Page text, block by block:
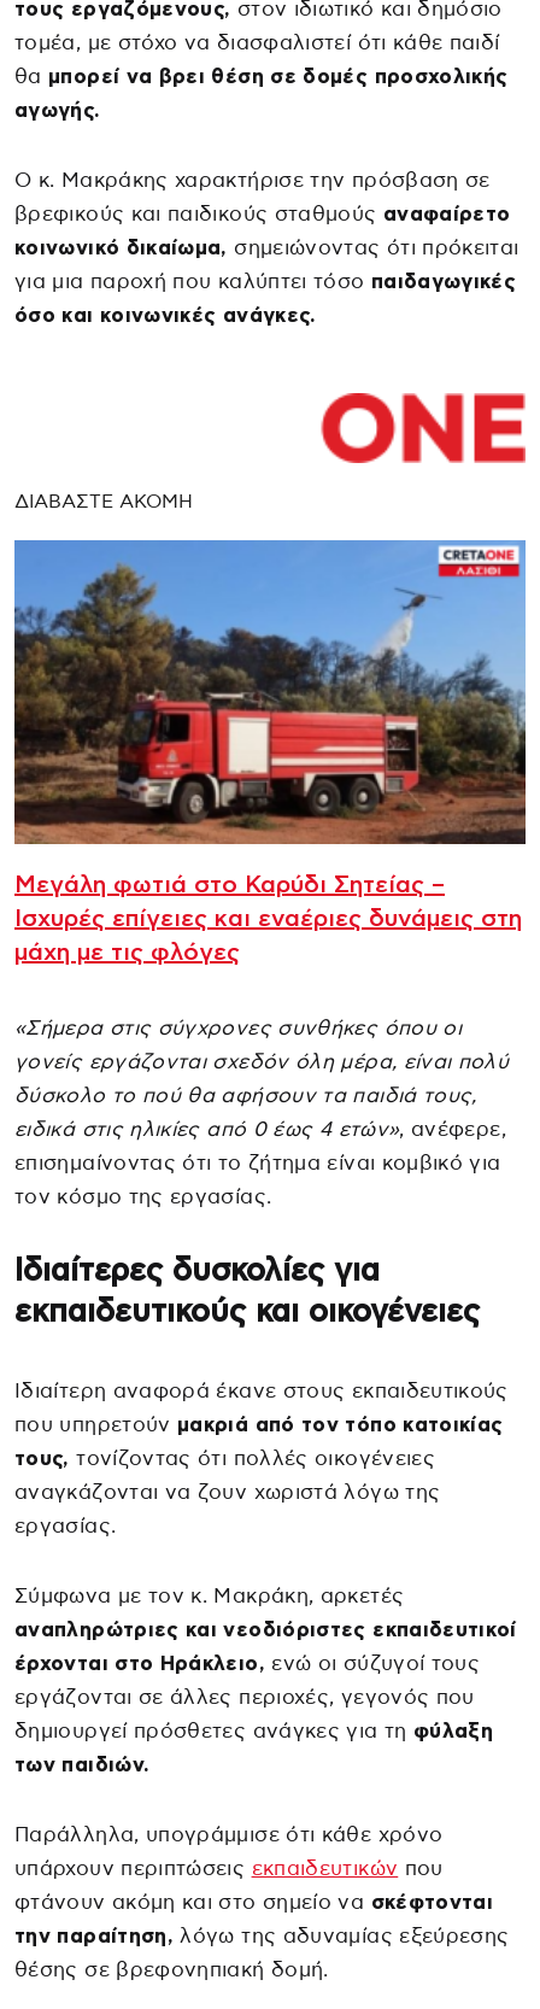
τους εργαζόμενους, στον ιδιωτικό και δημόσιο
τομέα, με στόχο να διασφαλιστεί ότι κάθε παιδί
θα μπορεί να βρει θέση σε δομές προσχολικής
αγωγής.
Ο κ. Μακράκης χαρακτήρισε την πρόσβαση σε
βρεφικούς και παιδικούς σταθμούς αναφαίρετο
κοινωνικό δικαίωμα, σημειώνοντας ότι πρόκειται
για μια παροχή που καλύπτει τόσο παιδαγωγικές
όσο και κοινωνικές ανάγκες.
ΔΙΑΒΑΣΤΕ ΑΚΟΜΗ
Μεγάλη φωτιά στο Καρύδι Σητείας –
Ισχυρές επίγειες και εναέριες δυνάμεις στη
μάχη με τις φλόγες
«Σήμερα στις σύγχρονες συνθήκες όπου οι
γονείς εργάζονται σχεδόν όλη μέρα, είναι πολύ
δύσκολο το πού θα αφήσουν τα παιδιά τους,
ειδικά στις ηλικίες από 0 έως 4 ετών», ανέφερε,
επισημαίνοντας ότι το ζήτημα είναι κομβικό για
τον κόσμο της εργασίας.
Ιδιαίτερες δυσκολίες για
εκπαιδευτικούς και οικογένειες
Ιδιαίτερη αναφορά έκανε στους εκπαιδευτικούς
που υπηρετούν μακριά από τον τόπο κατοικίας
τους, τονίζοντας ότι πολλές οικογένειες
αναγκάζονται να ζουν χωριστά λόγω της
εργασίας.
Σύμφωνα με τον κ. Μακράκη, αρκετές
αναπληρώτριες και νεοδιόριστες εκπαιδευτικοί
έρχονται στο Ηράκλειο, ενώ οι σύζυγοί τους
εργάζονται σε άλλες περιοχές, γεγονός που
δημιουργεί πρόσθετες ανάγκες για τη φύλαξη
των παιδιών.
Παράλληλα, υπογράμμισε ότι κάθε χρόνο
υπάρχουν περιπτώσεις εκπαιδευτικών που
φτάνουν ακόμη και στο σημείο να σκέφτονται
την παραίτηση, λόγω της αδυναμίας εξεύρεσης
θέσης σε βρεφονηπιακή δομή.